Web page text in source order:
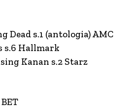
Dead s.1 (antologia) AMC
s.6 Hallmark
Kanan s.2 Starz